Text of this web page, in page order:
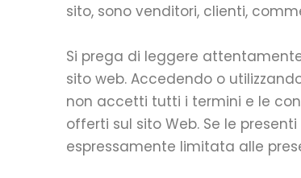
sito, sono venditori, clienti,
Si prega di leggere
sito web. Accedendo o
non accetti tutti i termini e le
offerti sul sito Web. Se le
espressamente limitata alle